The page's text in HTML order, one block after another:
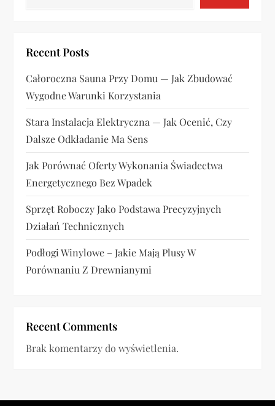
i
s
u
Recent Posts
Całoroczna Sauna Przy Domu — Jak Zbudować
Wygodne Warunki Korzystania
Stara Instalacja Elektryczna — Jak Ocenić, Czy
Dalsze Odkładanie Ma Sens
Jak Porównać Oferty Wykonania Świadectwa
Energetycznego Bez Wpadek
Sprzęt Roboczy Jako Podstawa Precyzyjnych
Działań Technicznych
Podłogi Winylowe – Jakie Mają Plusy W
Porównaniu Z Drewnianymi
Recent Comments
Brak komentarzy do wyświetlenia.